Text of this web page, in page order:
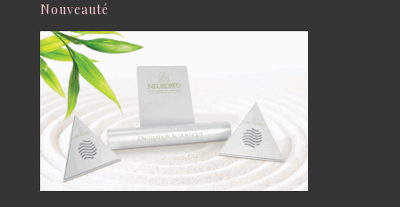
Nouveauté